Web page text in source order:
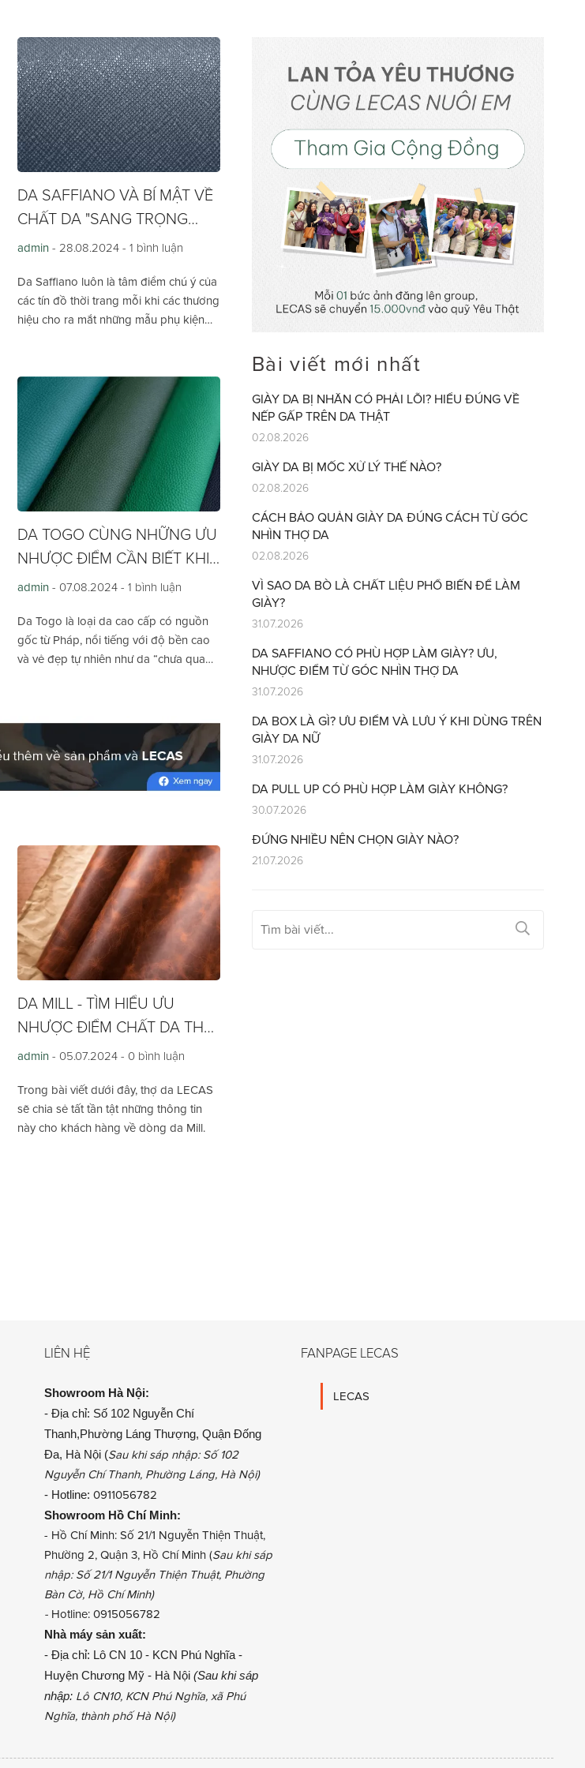
DA SAFFIANO VÀ BÍ MẬT VỀ
CHẤT DA "SANG TRỌNG
VƯỢT THỜI GIAN"
admin- 28.08.2024 -1 bình luận
Da Saffiano luôn là tâm điểm chú ý của
các tín đồ thời trang mỗi khi các thương
hiệu cho ra mắt những mẫu phụ kiện
vượt thời gian này qua bài viết dưới đây
của LECAS.
DA TOGO CÙNG NHỮNG ƯU
NHƯỢC ĐIỂM CẦN BIẾT KHI
SỬ DỤNG
admin- 07.08.2024 -1 bình luận
Da Togo là loại da cao cấp có nguồn
gốc từ Pháp, nổi tiếng với độ bền cao
và vẻ đẹp tự nhiên như da “chưa qua
DA MILL - TÌM HIỂU ƯU
NHƯỢC ĐIỂM CHẤT DA THỜI
TRANG
admin- 05.07.2024 - 0 bình luận
Trong bài viết dưới đây, thợ da LECAS
sẽ chia sẻ tất tần tật những thông tin
này cho khách hàng về dòng da Mill.
Bài viết mới nhất
GIÀY DA BỊ NHĂN CÓ PHẢI LỖI? HIỂU ĐÚNG VỀ
NẾP GẤP TRÊN DA THẬT
02.08.2026
GIÀY DA BỊ MỐC XỬ LÝ THẾ NÀO?
02.08.2026
CÁCH BẢO QUẢN GIÀY DA ĐÚNG CÁCH TỪ GÓC
NHÌN THỢ DA
02.08.2026
VÌ SAO DA BÒ LÀ CHẤT LIỆU PHỔ BIẾN ĐỂ LÀM
GIÀY?
31.07.2026
DA SAFFIANO CÓ PHÙ HỢP LÀM GIÀY? ƯU,
NHƯỢC ĐIỂM TỪ GÓC NHÌN THỢ DA
31.07.2026
DA BOX LÀ GÌ? ƯU ĐIỂM VÀ LƯU Ý KHI DÙNG TRÊN
GIÀY DA NỮ
31.07.2026
DA PULL UP CÓ PHÙ HỢP LÀM GIÀY KHÔNG?
30.07.2026
ĐỨNG NHIỀU NÊN CHỌN GIÀY NÀO?
21.07.2026
LIÊN HỆ
Showroom Hà Nội:
- Địa chỉ: Số 102 Nguyễn Chí
Thanh,Phường Láng Thượng, Quận Đống
Đa, Hà Nội (Sau khi sáp nhập: Số 102
Nguyễn Chí Thanh, Phường Láng, Hà Nội)
- Hotline: 0911056782
Showroom Hồ Chí Minh:
- Hồ Chí Minh: Số 21/1 Nguyễn Thiện Thuật,
Phường 2, Quận 3, Hồ Chí Minh (Sau khi sáp
nhập: Số 21/1 Nguyễn Thiện Thuật, Phường
Bàn Cờ, Hồ Chí Minh)
- Hotline: 0915056782
Nhà máy sản xuất:
- Địa chỉ: Lô CN 10 - KCN Phú Nghĩa -
Huyện Chương Mỹ - Hà Nội (Sau khi sáp
nhập: Lô CN10, KCN Phú Nghĩa, xã Phú
Nghĩa, thành phố Hà Nội)
FANPAGE LECAS
LECAS